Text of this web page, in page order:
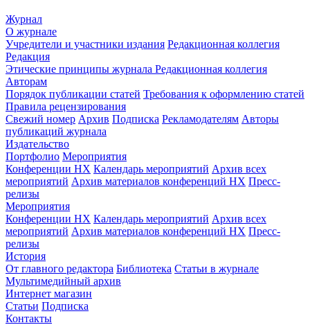
Журнал
О журнале
Учредители и участники издания Редакционная коллегия
Редакция
Этические принципы журнала Редакционная коллегия
Авторам
Порядок публикации статей Требования к оформлению статей
Правила рецензирования
Свежий номер Архив Подписка Рекламодателям Авторы
публикаций журнала
Издательство
Портфолио Мероприятия
Конференции НХ Календарь мероприятий Архив всех
мероприятий Архив материалов конференций НХ Пресс-
релизы
Мероприятия
Конференции НХ Календарь мероприятий Архив всех
мероприятий Архив материалов конференций НХ Пресс-
релизы
История
От главного редактора Библиотека Статьи в журнале
Мультимедийный архив
Интернет магазин
Статьи Подписка
Контакты